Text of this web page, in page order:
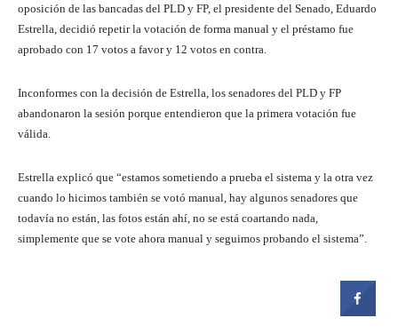
oposición de las bancadas del PLD y FP, el presidente del Senado, Eduardo
Estrella, decidió repetir la votación de forma manual y el préstamo fue
aprobado con 17 votos a favor y 12 votos en contra.
Inconformes con la decisión de Estrella, los senadores del PLD y FP
abandonaron la sesión porque entendieron que la primera votación fue
válida.
Estrella explicó que “estamos sometiendo a prueba el sistema y la otra vez
cuando lo hicimos también se votó manual, hay algunos senadores que
todavía no están, las fotos están ahí, no se está coartando nada,
simplemente que se vote ahora manual y seguimos probando el sistema”.